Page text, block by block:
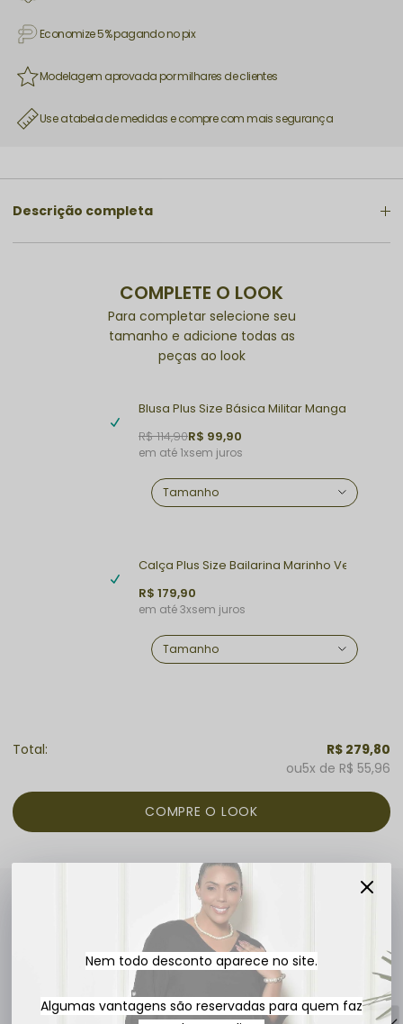
Economize 5% pagando no pix
Modelagem aprovada por milhares de clientes
Use a tabela de medidas e compre com mais segurança
Descrição completa
COMPLETE O LOOK
Para completar selecione seu
tamanho e adicione todas as
peças ao look
Blusa Plus Size Básica Militar Manga Longa
R$ 114,90R$ 99,90
1xsem juros
Calça Plus Size Bailarina Marinho Vera
R$ 179,90
3xsem juros
R$ 279,80
5x
R$ 55,96
QUERO AVALIAR
9 avaliações
Nem todo desconto aparece no site.
Algumas vantagens são reservadas para quem faz